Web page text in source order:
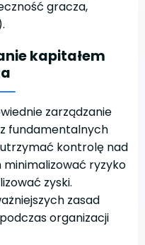
gracza,
kapitałem
zarządzanie
fundamentalnych
kontrolę nad
ryzyko
zyski.
zasad
organizacji